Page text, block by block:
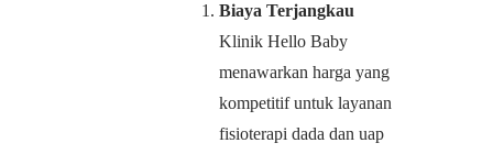
Biaya Terjangkau
Klinik Hello Baby
menawarkan harga yang
kompetitif untuk layanan
fisioterapi dada dan uap